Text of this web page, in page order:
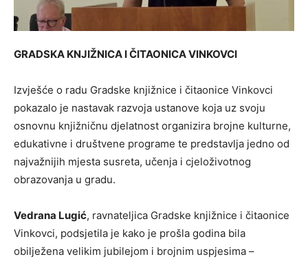
GRADSKA KNJIŽNICA I ČITAONICA VINKOVCI
Izvješće o radu Gradske knjižnice i čitaonice Vinkovci
pokazalo je nastavak razvoja ustanove koja uz svoju
osnovnu knjižničnu djelatnost organizira brojne kulturne,
edukativne i društvene programe te predstavlja jedno od
najvažnijih mjesta susreta, učenja i cjeloživotnog
obrazovanja u gradu.
Vedrana Lugić, ravnateljica Gradske knjižnice i čitaonice
Vinkovci, podsjetila je kako je prošla godina bila
obilježena velikim jubilejom i brojnim uspjesima –